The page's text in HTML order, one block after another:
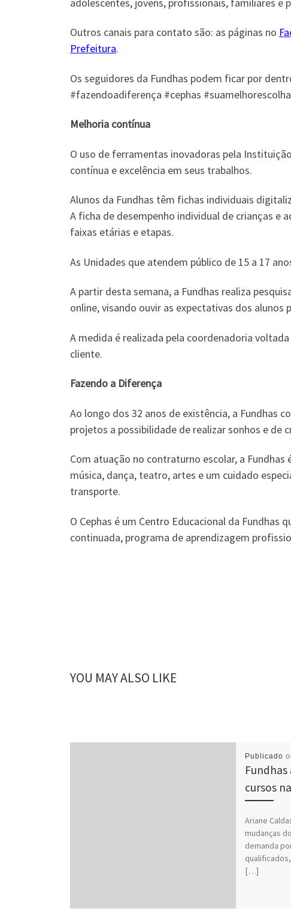
Outros canais para contato são: as páginas no
Prefeitura.
Os seguidores da Fundhas podem ficar por
#fazendoadiferença #cephas
Melhoria contínua
O uso de ferramentas inovadoras pela
contínua e excelência em seus trabalhos.
Alunos da Fundhas têm fichas individuais
A ficha de desempenho individual de crianças
faixas etárias e etapas.
As Unidades que atendem público de 15 a 17
A partir desta semana, a Fundhas realiza
online, visando ouvir as expectativas dos alunos
A medida é realizada pela coordenadoria
cliente.
Fazendo a Diferença
Ao longo dos 32 anos de existência, a Fundhas
projetos a possibilidade de realizar sonhos e de
Com atuação no contraturno escolar, a
música, dança, teatro, artes e um cuidado
transporte.
O Cephas é um Centro Educacional da
continuada, programa de aprendizagem
YOU MAY ALSO LIKE
Publicado
cursos
Ariane
mudanças
demanda
[…]